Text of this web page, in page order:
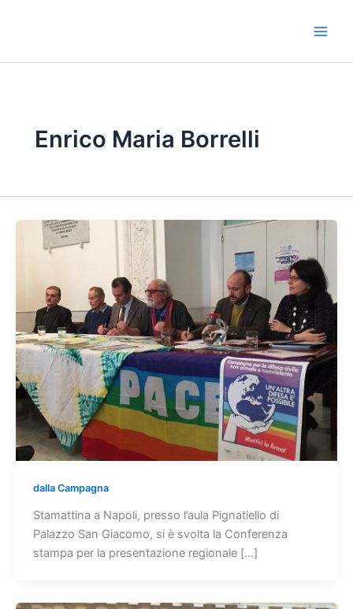
Enrico Maria Borrelli
dalla Campagna
Stamattina a Napoli, presso l’aula Pignatiello di
Palazzo San Giacomo, si è svolta la Conferenza
stampa per la presentazione regionale […]